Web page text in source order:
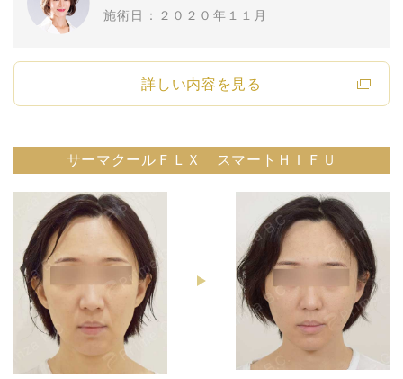
施術日：２０２０年１１月
詳しい内容を見る
サーマクールＦＬＸ スマートＨＩＦＵ